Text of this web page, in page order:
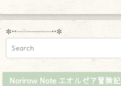
✼••┈┈┈┈┈┈┈┈┈••✼
Norirow Note エオルゼア冒険記